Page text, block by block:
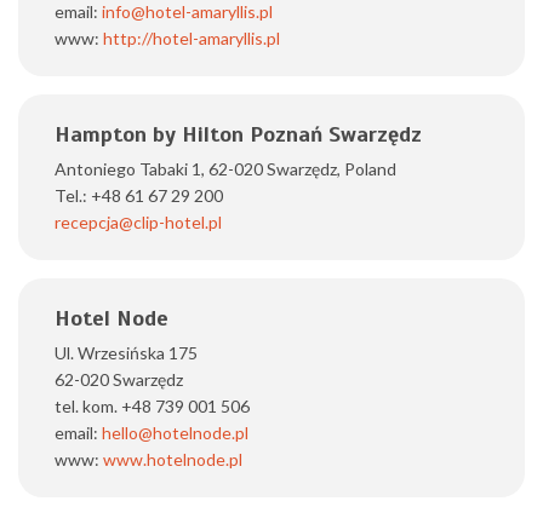
email: info@hotel-amaryllis.pl
www: http://hotel-amaryllis.pl
Hampton by Hilton Poznań Swarzędz
Antoniego Tabaki 1, 62-020 Swarzędz, Poland
Tel.: +48 61 67 29 200
recepcja@clip-hotel.pl
Hotel Node
Ul. Wrzesińska 175
62-020 Swarzędz
tel. kom. +48 739 001 506
email: hello@hotelnode.pl
www: www.hotelnode.pl